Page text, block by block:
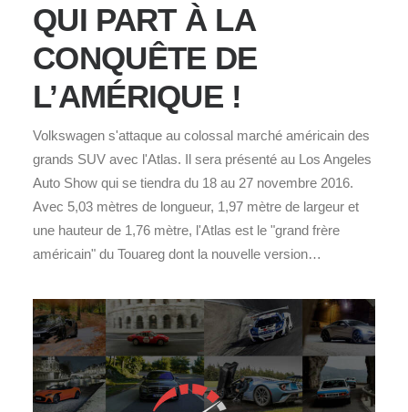
QUI PART À LA
CONQUÊTE DE
L’AMÉRIQUE !
Volkswagen s'attaque au colossal marché américain des
grands SUV avec l'Atlas. Il sera présenté au Los Angeles
Auto Show qui se tiendra du 18 au 27 novembre 2016.
Avec 5,03 mètres de longueur, 1,97 mètre de largeur et
une hauteur de 1,76 mètre, l'Atlas est le "grand frère
américain" du Touareg dont la nouvelle version…